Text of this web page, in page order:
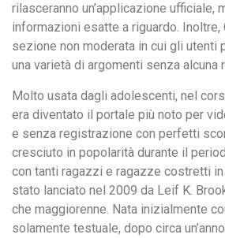
rilasceranno un’applicazione ufficiale,
informazioni esatte a riguardo. Inoltre,
sezione non moderata in cui gli utenti
una varietà di argomenti senza alcuna
Molto usata dagli adolescenti, nel
era diventato il portale più noto per
e senza registrazione con perfetti
cresciuto in popolarità durante il
con tanti ragazzi e ragazze costretti in
stato lanciato nel 2009 da Leif K.
che maggiorenne. Nata inizialmente
solamente testuale, dopo circa